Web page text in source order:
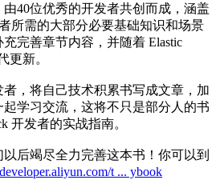
40位优秀的开发者共创而成，涵盖
所需的大部分必要基础知识和场景
完善章节内容，并随着 Elastic
更新。
，将自己技术积累书写成文章，加
学习交流，这将不只是部分人的书
开发者的实战指南。
后竭尽全力完善这本书！你可以到
t ... ybook